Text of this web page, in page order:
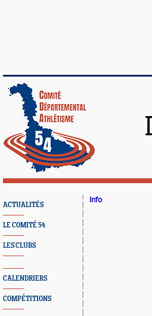
ACTUALITÉS
LE COMITÉ 54
LES CLUBS
CALENDRIERS
COMPÉTITIONS
Info